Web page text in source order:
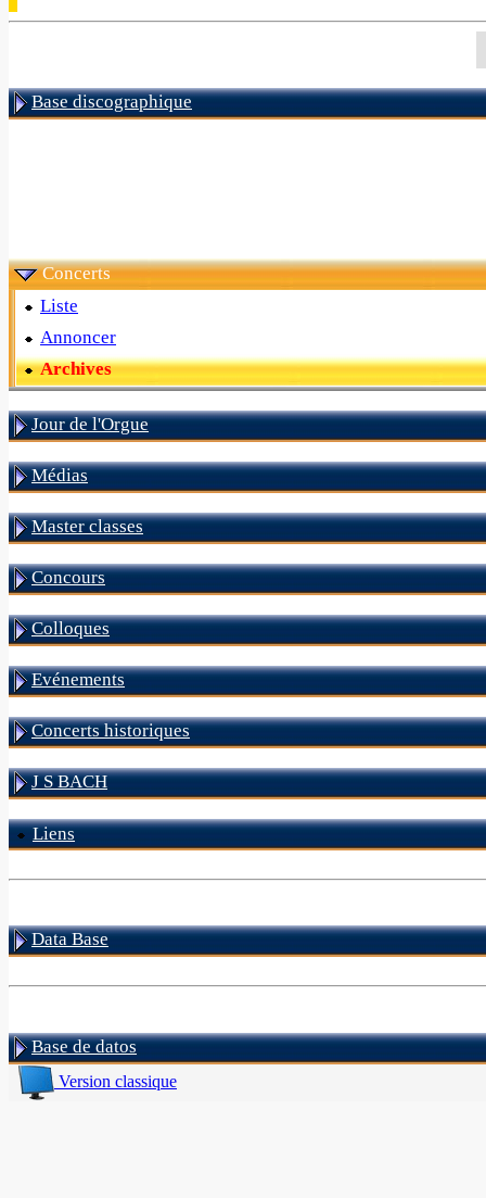
Base discographique
Concerts
Liste
Annoncer
Archives
Jour de l'Orgue
Médias
Master classes
Concours
Colloques
Evénements
Concerts historiques
J S BACH
Liens
Data Base
Base de datos
Version classique